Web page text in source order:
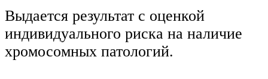
Выдается результат с оценкой
индивидуального риска на наличие
хромосомных патологий.